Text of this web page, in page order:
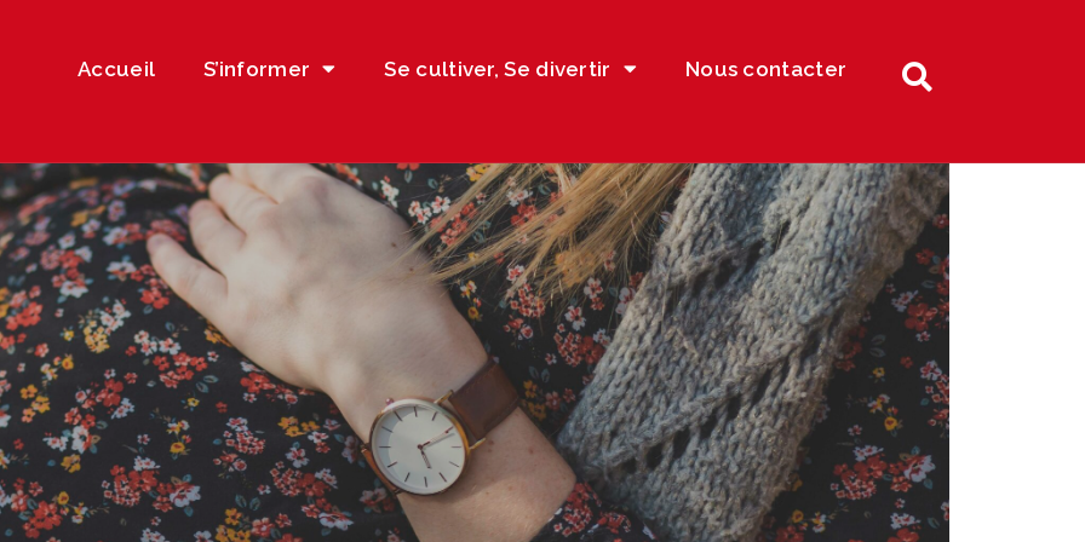
Accueil S’informer Se cultiver, Se divertir Nous contacter